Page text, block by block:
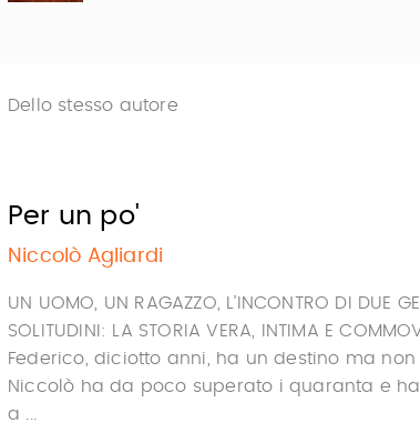
Dello stesso autore
Per un po'
Niccolò Agliardi
UN UOMO, UN RAGAZZO, L’INCONTRO DI DUE
SOLITUDINI: LA STORIA VERA, INTIMA E
Federico, diciotto anni, ha un destino ma
Niccolò ha da poco superato i quaranta e
a ...